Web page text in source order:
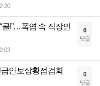
콜!”…폭염 속 직장인
6
댓글
안보상황점검회
0
댓글